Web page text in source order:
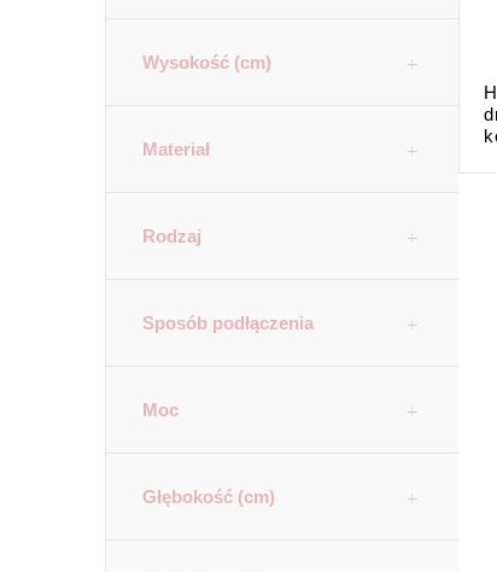
Wysokość (cm)
Materiał
Rodzaj
Sposób podłączenia
Moc
Głębokość (cm)